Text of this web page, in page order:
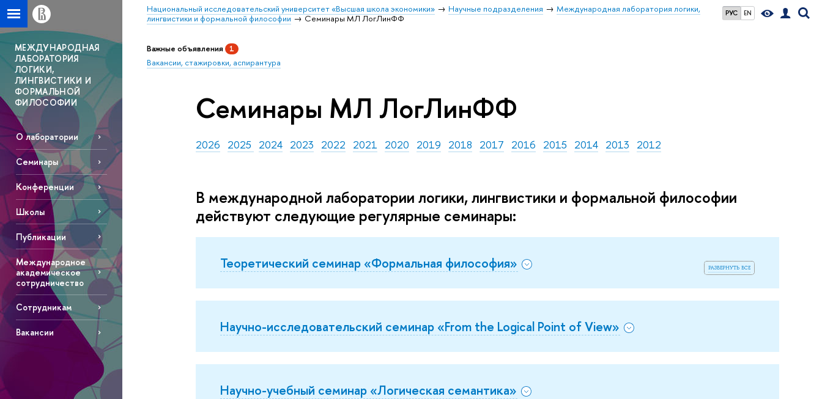
РУС EN
Национальный исследовательский университет «Высшая школа экономики» Научные подразделения
Международная лаборатория логики,
лингвистики и формальной философии
Семинары МЛ ЛогЛинФФ
МЕЖДУНАРОДНАЯ
ЛАБОРАТОРИЯ
ЛОГИКИ,
ЛИНГВИСТИКИ И
ФОРМАЛЬНОЙ
ФИЛОСОФИИ
О лаборатории
Семинары
Конференции
Школы
Публикации
Международное
академическое
сотрудничество
Сотрудникам
Вакансии
Важные объявления 1
Вакансии, стажировки, аспирантура
Семинары МЛ ЛогЛинФФ
2026 2025 2024 2023 2022 2021 2020 2019 2018 2017 2016 2015 2014 2013 2012
В международной лаборатории логики, лингвистики и формальной философии
действуют следующие регулярные семинары:
развернуть все
Теоретический семинар «Формальная философия»
Научно-исследовательский семинар «From the Logical Point of View»
Научно-учебный семинар «Логическая семантика»